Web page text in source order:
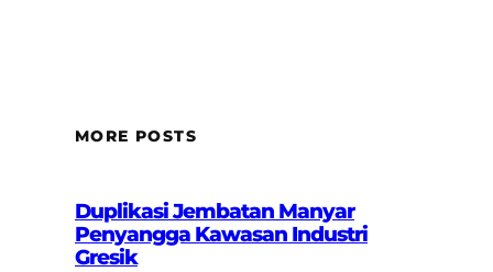
MORE POSTS
Duplikasi Jembatan Manyar
Penyangga Kawasan Industri
Gresik